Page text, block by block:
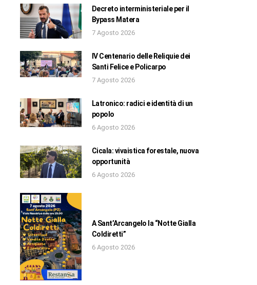
Decreto interministeriale per il
Bypass Matera
7 Agosto 2026
IV Centenario delle Reliquie dei
Santi Felice e Policarpo
7 Agosto 2026
Latronico: radici e identità di un
popolo
6 Agosto 2026
Cicala: vivaistica forestale, nuova
opportunità
6 Agosto 2026
A Sant’Arcangelo la “Notte Gialla
Coldiretti”
6 Agosto 2026